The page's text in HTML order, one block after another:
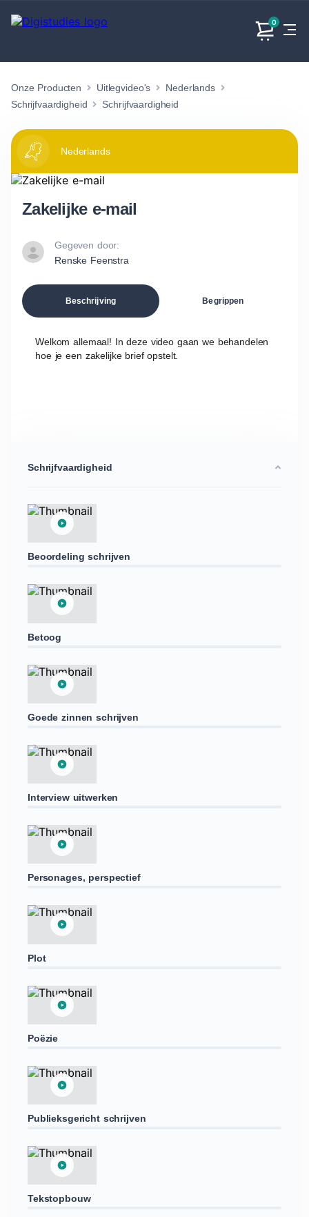
0
Exacte
vakken
vakken.
Taalvakken
Geen
vakken.
Maatschappijvakken
Geen vakken.
Onze Producten Uitlegvideo's
Nederlands
Schrijfvaardigheid
Schrijfvaardigheid
Nederlands
Zakelijke e-mail
Gegeven door:
Renske Feenstra
Beschrijving Begrippen
Welkom allemaal! In deze video gaan we behandelen
hoe je een zakelijke brief opstelt.
Schrijfvaardigheid
Beoordeling schrijven
Betoog
Goede zinnen schrijven
Interview uitwerken
Personages, perspectief
Plot
Poëzie
Publieksgericht schrijven
Tekstopbouw